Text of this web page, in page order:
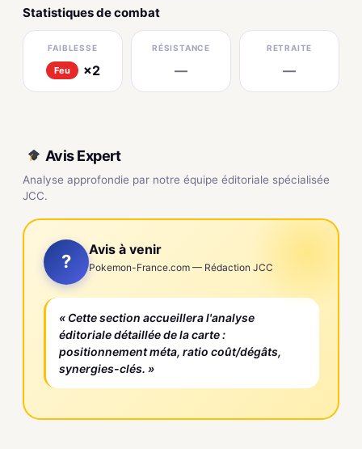
Statistiques de combat
FAIBLESSE
Feu ×2
RÉSISTANCE
—
RETRAITE
—
Avis Expert
Analyse approfondie par notre équipe éditoriale spécialisée
JCC.
?
Avis à venir
Pokemon-France.com — Rédaction JCC
« Cette section accueillera l'analyse
éditoriale détaillée de la carte :
positionnement méta, ratio coût/dégâts,
synergies-clés. »